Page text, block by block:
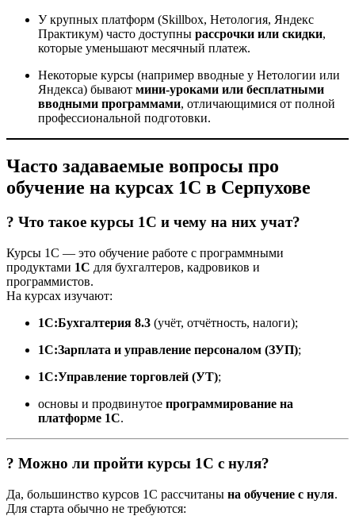
У крупных платформ (Skillbox, Нетология, Яндекс
Практикум) часто доступны рассрочки или скидки,
которые уменьшают месячный платеж.
Некоторые курсы (например вводные у Нетологии или
Яндекса) бывают мини-уроками или бесплатными
вводными программами, отличающимися от полной
профессиональной подготовки.
Часто задаваемые вопросы про
обучение на курсах 1С в Серпухове
? Что такое курсы 1С и чему на них учат?
Курсы 1С — это обучение работе с программными
продуктами 1С для бухгалтеров, кадровиков и
программистов.
На курсах изучают:
1С:Бухгалтерия 8.3 (учёт, отчётность, налоги);
1С:Зарплата и управление персоналом (ЗУП);
1С:Управление торговлей (УТ);
основы и продвинутое программирование на
платформе 1С.
? Можно ли пройти курсы 1С с нуля?
Да, большинство курсов 1С рассчитаны на обучение с нуля.
Для старта обычно не требуются: